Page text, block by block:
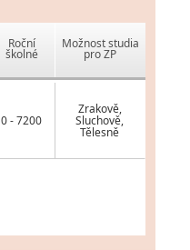
Roční
školné
Možnost studia
pro ZP
0 - 7200
Zrakově,
Sluchově,
Tělesně